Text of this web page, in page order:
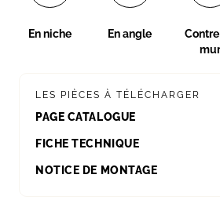
En niche En angle
mur
LES PIÈCES À TÉLÉCHARGER
PAGE CATALOGUE
FICHE TECHNIQUE
NOTICE DE MONTAGE